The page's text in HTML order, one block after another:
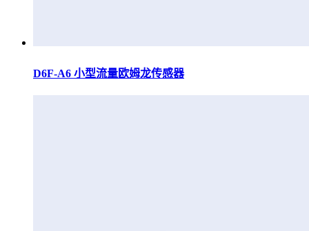
D6F-A6 小型流量欧姆龙传感器